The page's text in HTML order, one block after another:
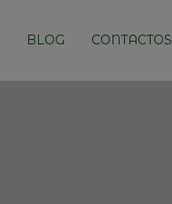
BLOG CONTACTOS